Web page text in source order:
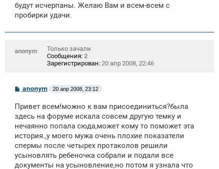
будут исчерпаны. Желаю Вам и всем-всем с
пробирки удачи.
anonym
Только зачали
Сообщения: 2
Зарегистрирован: 20 апр 2008, 22:46
С
б
щ
е
н
и
anonym 20 апр 2008, 23:12
Привет всем!можно к вам присоединиться?была
здесь на форуме искала совсем другую темку и
нечаянно попала сюда,может кому то поможет эта
история.,у моего мужа очень плохие показатели
спермы после четырех протаколов решили
усыновлять ребеночка собрали и подали все
документы на усыновление,но потом я узнала что